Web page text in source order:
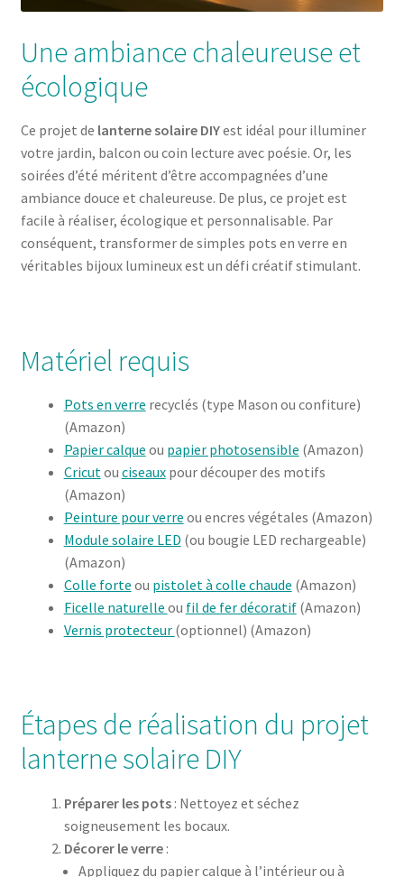
Une ambiance chaleureuse et
écologique
Ce projet de lanterne solaire DIYest idéal pour illuminer
votre jardin, balcon ou coin lecture avec poésie. Or, les
soirées d’été méritent d’être accompagnées d’une
ambiance douce et chaleureuse. De plus, ce projet est
facile à réaliser, écologique et personnalisable. Par
conséquent, transformer de simples pots en verre en
véritables bijoux lumineux est un défi créatif stimulant.
Matériel requis
Pots en verre recyclés (type Mason ou confiture)
(Amazon)
Papier calque ou papier photosensible (Amazon)
Cricut ou ciseauxpour découper des motifs
(Amazon)
Peinture pour verre ou encres végétales (Amazon)
Module solaire LED (ou bougie LED rechargeable)
(Amazon)
Colle forte ou pistolet à colle chaude (Amazon)
Ficelle naturelle ou fil de fer décoratif(Amazon)
Vernis protecteur (optionnel) (Amazon)
Étapes de réalisation du projet
lanterne solaire DIY
Préparer les pots: Nettoyez et séchez
soigneusement les bocaux.
Décorer le verre:
Appliquez du papier calque à l’intérieur ou à